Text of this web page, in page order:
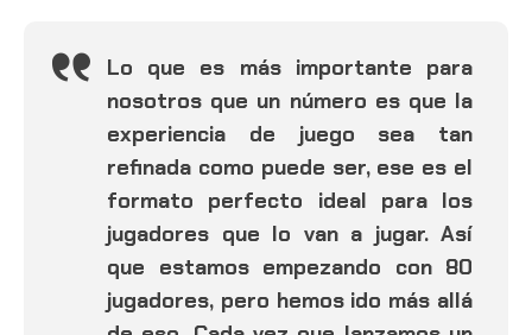
Lo que es más importante para
nosotros que un número es que la
experiencia de juego sea tan
refinada como puede ser, ese es el
formato perfecto ideal para los
jugadores que lo van a jugar. Así
que estamos empezando con 80
jugadores, pero hemos ido más allá